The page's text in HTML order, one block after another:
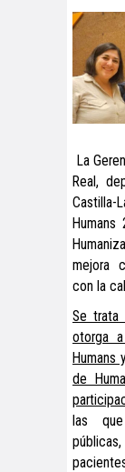
La
Real,
Castilla-
mejora
con la
Se trata
otorga
Humans
de
las